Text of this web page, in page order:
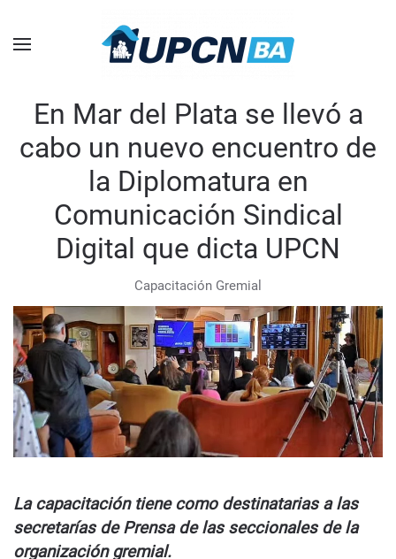
Skip to main content
En Mar del Plata se llevó a
cabo un nuevo encuentro de
la Diplomatura en
Comunicación Sindical
Digital que dicta UPCN
Capacitación Gremial
La capacitación tiene como destinatarias a las
secretarías de Prensa de las seccionales de la
organización gremial.